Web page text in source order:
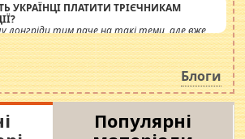
УКРАЇНЦІ ПЛАТИТИ ТРІЄЧНИКАМ
лонгріди тим паче на такі теми, але вже
Обурюють сьогоднішні інсенуації
питання. Штучно
ще одна соціальна катастрофа.
Блоги
Популярні